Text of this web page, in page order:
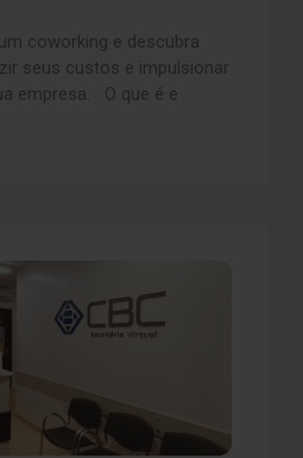
coworking e descubra
seus custos e impulsionar
empresa. O que é e